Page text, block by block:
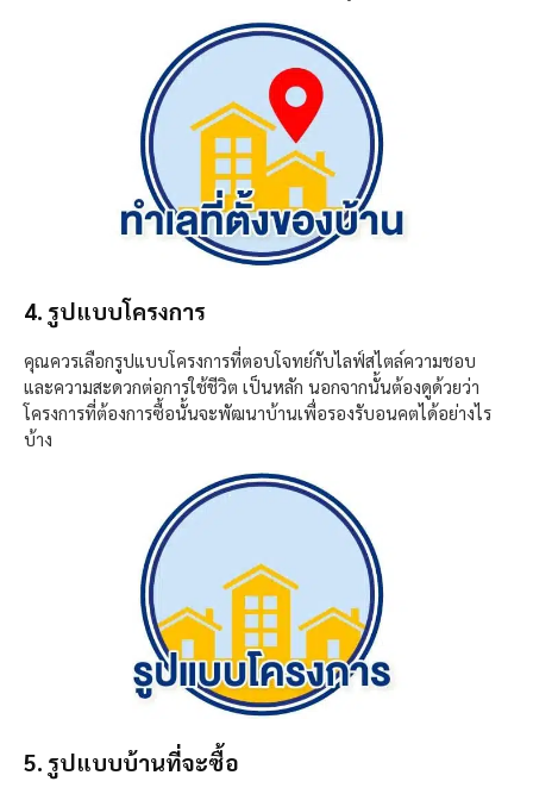
4. รูปแบบโครงการ
คุณควรเลือกรูปแบบโครงการที่ตอบโจทย์กับไลฟ์สไตล์ความชอบ
และความสะดวกต่อการใช้ชีวิต เป็นหลัก นอกจากนั้นต้องดูด้วยว่า
โครงการที่ต้องการซื้อนั้นจะพัฒนาบ้านเพื่อรองรับอนคตได้อย่างไร
บ้าง
5. รูปแบบบ้านที่จะซื้อ